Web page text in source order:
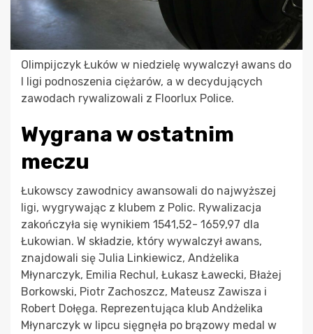
Olimpijczyk Łuków w niedzielę wywalczył awans do
I ligi podnoszenia ciężarów, a w decydujących
zawodach rywalizowali z Floorlux Police.
Wygrana w ostatnim
meczu
Łukowscy zawodnicy awansowali do najwyższej
ligi, wygrywając z klubem z Polic. Rywalizacja
zakończyła się wynikiem 1541,52- 1659,97 dla
Łukowian. W składzie, który wywalczył awans,
znajdowali się Julia Linkiewicz, Andżelika
Młynarczyk, Emilia Rechul, Łukasz Ławecki, Błażej
Borkowski, Piotr Zachoszcz, Mateusz Zawisza i
Robert Dołęga. Reprezentująca klub Andżelika
Młynarczyk w lipcu sięgnęła po brązowy medal w